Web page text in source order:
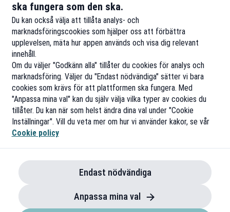
ska fungera som den ska.
Du kan också välja att tillåta analys- och
marknadsföringscookies som hjälper oss att förbättra
upplevelsen, mäta hur appen används och visa dig relevant
innehåll.
Om du väljer "Godkänn alla" tillåter du cookies för analys och
marknadsföring. Väljer du "Endast nödvändiga" sätter vi bara
cookies som krävs för att plattformen ska fungera. Med
"Anpassa mina val" kan du själv välja vilka typer av cookies du
tillåter. Du kan när som helst ändra dina val under "Cookie
Inställningar". Vill du veta mer om hur vi använder kakor, se vår
Cookie policy
Endast nödvändiga
Anpassa mina val